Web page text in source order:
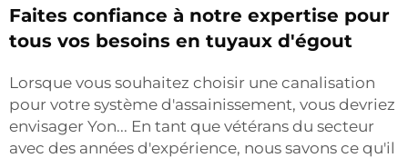
Faites confiance à notre expertise pour
tous vos besoins en tuyaux d'égout
Lorsque vous souhaitez choisir une canalisation
pour votre système d'assainissement, vous devriez
envisager Yon... En tant que vétérans du secteur
avec des années d'expérience, nous savons ce qu'il